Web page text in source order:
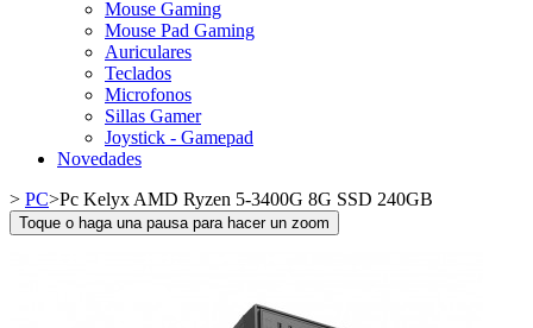
Mouse Gaming
Mouse Pad Gaming
Auriculares
Teclados
Microfonos
Sillas Gamer
Joystick - Gamepad
Novedades
> PC>Pc Kelyx AMD Ryzen 5-3400G 8G SSD 240GB
Toque o haga una pausa para hacer un zoom